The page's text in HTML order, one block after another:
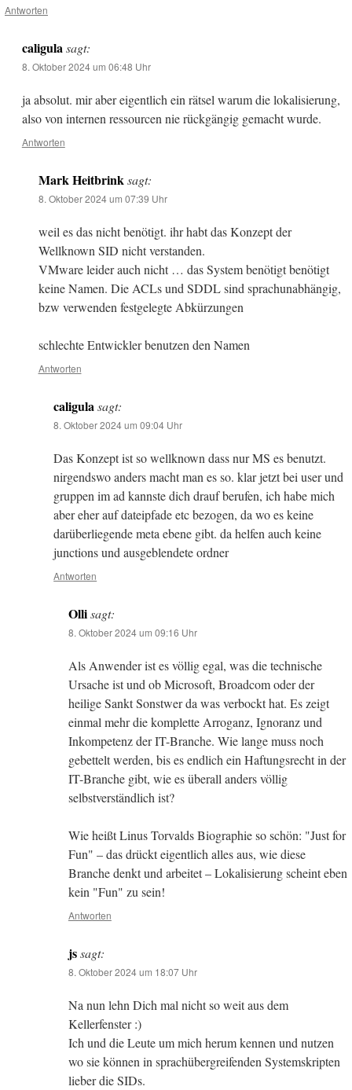
Antworten
caligula sagt:
8. Oktober 2024 um 06:48 Uhr
ja absolut. mir aber eigentlich ein rätsel warum die lokalisierung,
also von internen ressourcen nie rückgängig gemacht wurde.
Antworten
Mark Heitbrink sagt:
8. Oktober 2024 um 07:39 Uhr
weil es das nicht benötigt. ihr habt das Konzept der
Wellknown SID nicht verstanden.
VMware leider auch nicht … das System benötigt benötigt
keine Namen. Die ACLs und SDDL sind sprachunabhängig,
bzw verwenden festgelegte Abkürzungen
schlechte Entwickler benutzen den Namen
Antworten
caligulasagt:
8. Oktober 2024 um 09:04 Uhr
Das Konzept ist so wellknown dass nur MS es benutzt.
nirgendswo anders macht man es so. klar jetzt bei user und
gruppen im ad kannste dich drauf berufen, ich habe mich
aber eher auf dateipfade etc bezogen, da wo es keine
darüberliegende meta ebene gibt. da helfen auch keine
junctions und ausgeblendete ordner
Antworten
Ollisagt:
8. Oktober 2024 um 09:16 Uhr
Als Anwender ist es völlig egal, was die technische
Ursache ist und ob Microsoft, Broadcom oder der
heilige Sankt Sonstwer da was verbockt hat. Es zeigt
einmal mehr die komplette Arroganz, Ignoranz und
Inkompetenz der IT-Branche. Wie lange muss noch
gebettelt werden, bis es endlich ein Haftungsrecht in der
IT-Branche gibt, wie es überall anders völlig
selbstverständlich ist?
Wie heißt Linus Torvalds Biographie so schön: "Just for
Fun" – das drückt eigentlich alles aus, wie diese
Branche denkt und arbeitet – Lokalisierung scheint eben
kein "Fun" zu sein!
Antworten
jssagt:
8. Oktober 2024 um 18:07 Uhr
Na nun lehn Dich mal nicht so weit aus dem
Kellerfenster :)
Ich und die Leute um mich herum kennen und nutzen
wo sie können in sprachübergreifenden Systemskripten
lieber die SIDs.